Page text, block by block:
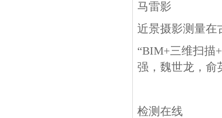
马雷影
近景摄影测量在
“BIM+三维扫描
强，魏世龙，俞
检测在线